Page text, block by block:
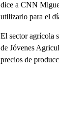
dice a CNN
utilizarlo para el
El sector agrícola
de Jóvenes
precios de